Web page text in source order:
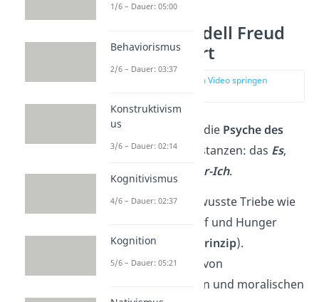
Instanzenmodell Freud
einfach erklärt
zur Stelle im Video springen
Sigmund Freud teilt diePsyche des
Menschenin drei Instanzen: das Es,
das
und das Über-Ich.
ImEssind unbewusste Triebe wie
Überleben, Schlaf und Hunger
verankert (
Lustprinzip).
DasÜber-Ich
ist von
gesellschaftlichen und moralischen
1/6 – Dauer: 05:00
Behaviorismus
2/6 – Dauer: 03:37
Konstruktivism
us
3/6 – Dauer: 02:14
Kognitivismus
4/6 – Dauer: 02:37
Kognition
5/6 – Dauer: 05:21